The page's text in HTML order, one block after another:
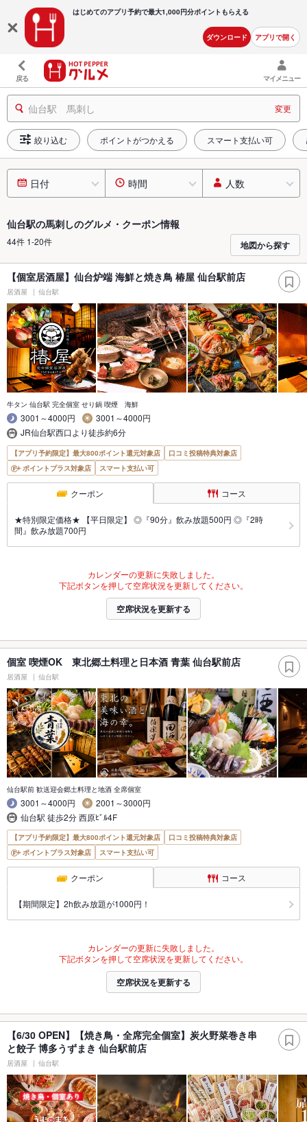
はじめてのアプリ予約で最大1,000円分ポイントもらえる
ダウンロード アプリで開く
戻る マイメニュー
仙台駅 馬刺し 変更
絞り込む ポイントがつかえる スマート支払い可
日付 時間 人数
仙台駅の馬刺しのグルメ・クーポン情報
44件 1-20件 地図から探す
【個室居酒屋】仙台炉端 海鮮と焼き鳥 椿屋 仙台駅前店
居酒屋 仙台駅
牛タン 仙台駅 完全個室 せり鍋 喫煙 海鮮
3001～4000円
3001～4000円
JR仙台駅西口より徒歩約6分
【アプリ予約限定】最大800ポイント還元対象店
口コミ投稿特典対象店
ポイントプラス対象店
スマート支払い可
クーポン コース
★特別限定価格★ 【平日限定】 ◎『90分』飲み放題500円 ◎『2時
間』飲み放題700円
カレンダーの更新に失敗しました。
下記ボタンを押して空席状況を更新してください。
空席状況を更新する
個室 喫煙OK 東北郷土料理と日本酒 青葉 仙台駅前店
居酒屋 仙台駅
仙台駅前 歓送迎会郷土料理と地酒 全席個室
3001～4000円
2001～3000円
仙台駅 徒歩2分 西原ﾋﾞﾙ4F
【アプリ予約限定】最大800ポイント還元対象店
口コミ投稿特典対象店
ポイントプラス対象店
スマート支払い可
クーポン コース
【期間限定】2h飲み放題が1000円！
カレンダーの更新に失敗しました。
下記ボタンを押して空席状況を更新してください。
空席状況を更新する
【6/30 OPEN】【焼き鳥・全席完全個室】炭火野菜巻き串
と餃子 博多うずまき 仙台駅前店
居酒屋 仙台駅